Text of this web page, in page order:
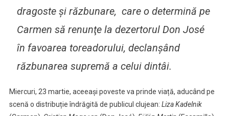
dragoste şi răzbunare, care o determină pe
Carmen să renunţe la dezertorul Don José
în favoarea toreadorului, declanşând
răzbunarea supremă a celui dintâi.
Miercuri, 23 martie, aceeași poveste va prinde viață, aducând pe
scenă o distribuție îndrăgită de publicul clujean: Liza Kadelnik